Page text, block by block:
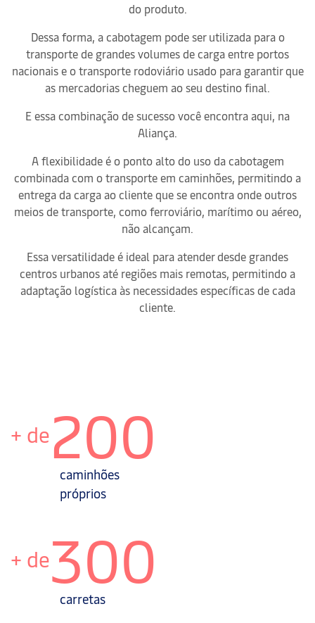
do produto.
Dessa forma, a cabotagem pode ser utilizada para o
transporte de grandes volumes de carga entre portos
nacionais e o transporte rodoviário usado para garantir que
as mercadorias cheguem ao seu destino final.
E essa combinação de sucesso você encontra aqui, na
Aliança.
A flexibilidade é o ponto alto do uso da cabotagem
combinada com o transporte em caminhões, permitindo a
entrega da carga ao cliente que se encontra onde outros
meios de transporte, como ferroviário, marítimo ou aéreo,
não alcançam.
Essa versatilidade é ideal para atender desde grandes
centros urbanos até regiões mais remotas, permitindo a
adaptação logística às necessidades específicas de cada
cliente.
+ de200
caminhões
próprios
+ de300
carretas